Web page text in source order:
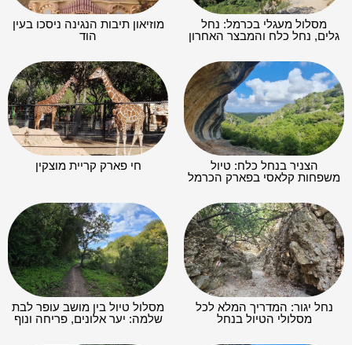
מסלול מעגלי בכרמל: נחל
גלים, נחל כלח והמבצר האחרון
מוזיאון תיבות הנגינה ניסכו בעין
הוד
הצניר בנחל כלח: טיול
משפחות קלאסי בפארק הכרמל
חי פארק קריית מוצקין
נחל יגור: המדריך המלא לכל
מסלולי הטיול בנחל
מסלול טיול בין מושב עופר לבת
שלמה: יער אלונים, פריחה ונוף